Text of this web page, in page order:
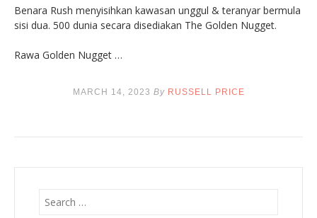
Benara Rush menyisihkan kawasan unggul & teranyar bermula
sisi dua. 500 dunia secara disediakan The Golden Nugget.
Rawa Golden Nugget …
MARCH 14, 2023 By RUSSELL PRICE
Search
for: